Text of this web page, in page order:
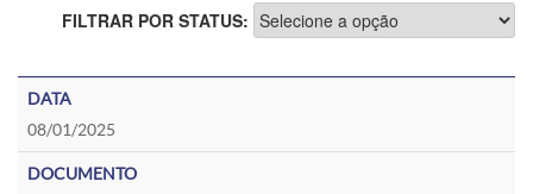
FILTRAR POR STATUS:
08/01/2025